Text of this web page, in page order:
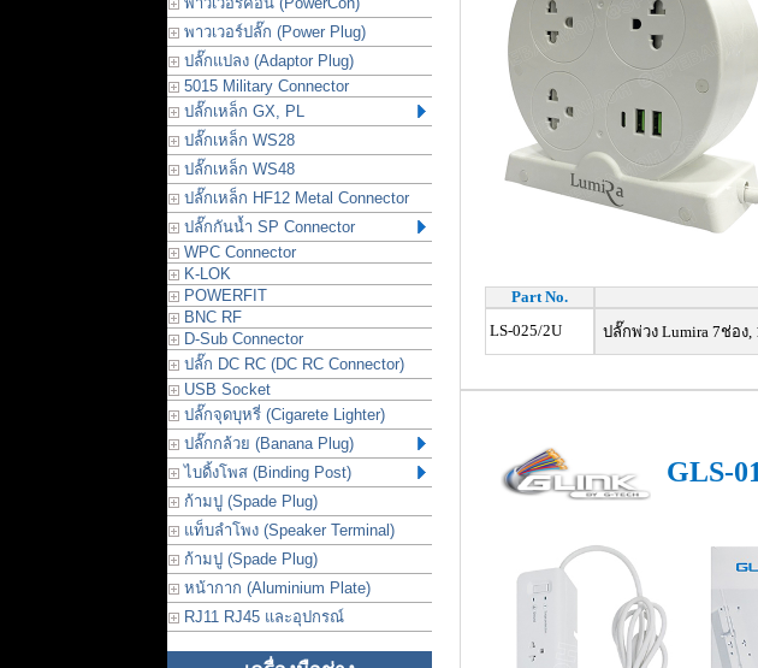
พาวเวอร์ปลั๊ก (Power Plug)
ปลั๊กแปลง (Adaptor Plug)
5015 Military Connector
ปลั๊กเหล็ก GX, PL
ปลั๊กเหล็ก WS28
ปลั๊กเหล็ก WS48
ปลั๊กเหล็ก HF12 Metal Connector
ปลั๊กกันน้ำ SP Connector
WPC Connector
K-LOK
POWERFIT
BNC RF
D-Sub Connector
ปลั๊ก DC RC (DC RC Connector)
USB Socket
ปลั๊กจุดบุหรี่ (Cigarete Lighter)
ปลั๊กกล้วย (Banana Plug)
ไบดิ้งโพส (Binding Post)
ก้ามปู (Spade Plug)
แท็บลำโพง (Speaker Terminal)
ก้ามปู (Spade Plug)
หน้ากาก (Aluminium Plate)
RJ11 RJ45 และอุปกรณ์
Part No.
LS-025/2U
ปลั๊กพ่วง Lumira 7ช่อง,
GLS-